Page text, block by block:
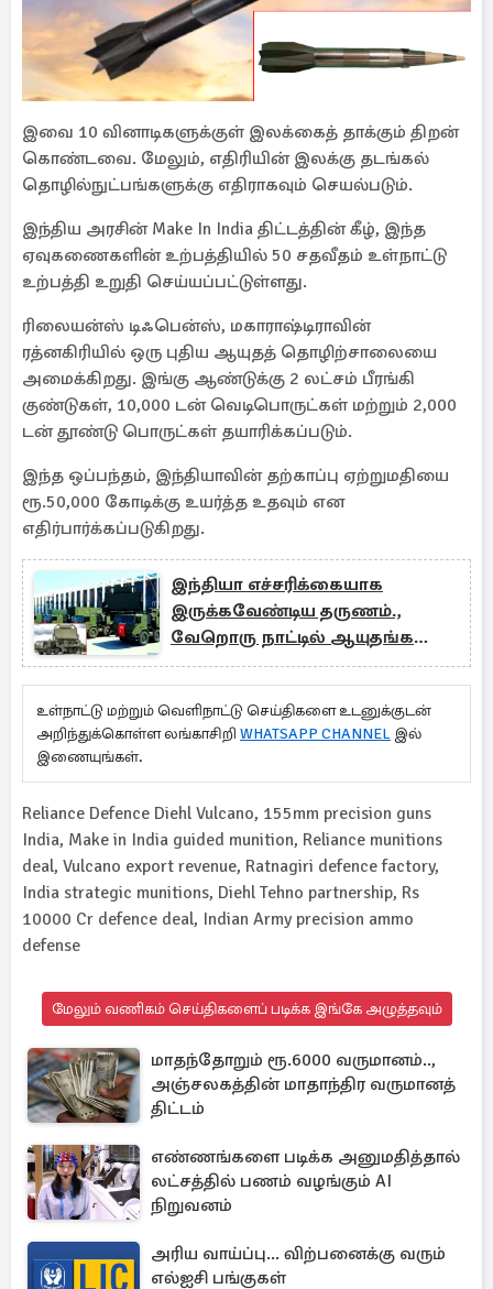
இவை 10 வினாடிகளுக்குள் இலக்கைத் தாக்கும் திறன்
கொண்டவை. மேலும், எதிரியின் இலக்கு தடங்கல்
தொழில்நுட்பங்களுக்கு எதிராகவும் செயல்படும்.
இந்திய அரசின் Make In India திட்டத்தின் கீழ், இந்த
ஏவுகணைகளின் உற்பத்தியில் 50 சதவீதம் உள்நாட்டு
உற்பத்தி உறுதி செய்யப்பட்டுள்ளது.
ரிலையன்ஸ் டிஃபென்ஸ், மகாராஷ்டிராவின்
ரத்னகிரியில் ஒரு புதிய ஆயுதத் தொழிற்சாலையை
அமைக்கிறது. இங்கு ஆண்டுக்கு 2 லட்சம் பீரங்கி
குண்டுகள், 10,000 டன் வெடிபொருட்கள் மற்றும் 2,000
டன் தூண்டு பொருட்கள் தயாரிக்கப்படும்.
இந்த ஒப்பந்தம், இந்தியாவின் தற்காப்பு ஏற்றுமதியை
ரூ.50,000 கோடிக்கு உயர்த்த உதவும் என
எதிர்பார்க்கப்படுகிறது.
இந்தியா எச்சரிக்கையாக
இருக்கவேண்டிய தருணம்.,
வேறொரு நாட்டில் ஆயுதங்களை
வாங்கும் பாகிஸ்தான்
உள்நாட்டு மற்றும் வெளிநாட்டு செய்திகளை உடனுக்குடன்
அறிந்துக்கொள்ள லங்காசிறி WHATSAPP CHANNEL இல்
இணையுங்கள்.
Reliance Defence Diehl Vulcano, 155mm precision guns
India, Make in India guided munition, Reliance munitions
deal, Vulcano export revenue, Ratnagiri defence factory,
India strategic munitions, Diehl Tehno partnership, Rs
10000 Cr defence deal, Indian Army precision ammo
defense
மேலும் வணிகம் செய்திகளைப் படிக்க இங்கே அழுத்தவும்
மாதந்தோறும் ரூ.6000 வருமானம்..,
அஞ்சலகத்தின் மாதாந்திர வருமானத்
திட்டம்
எண்ணங்களை படிக்க அனுமதித்தால்
லட்சத்தில் பணம் வழங்கும் AI
நிறுவனம்
அரிய வாய்ப்பு... விற்பனைக்கு வரும்
எல்ஐசி பங்குகள்